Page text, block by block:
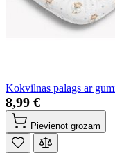
Kokvilnas palags ar
8,99 €
Pievienot grozam